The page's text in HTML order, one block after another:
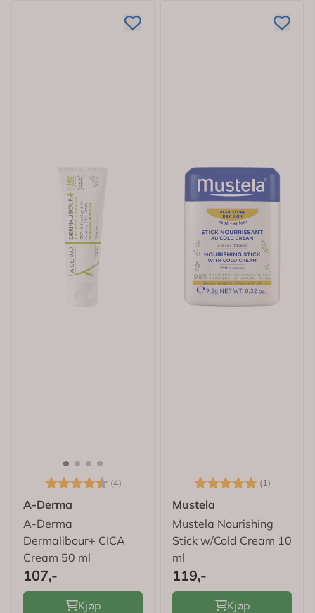
Karakter: (4)
4.8 av 5 mulige
A-Derma
A-Derma
Dermalibour+ CICA
Cream 50 ml
107,-
Kjøp
Karakter: (1)
Mustela
Mustela Nourishing
Stick w/Cold Cream 10
ml
119,-
Kjøp